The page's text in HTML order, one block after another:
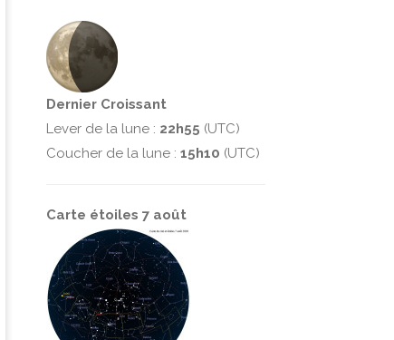
Dernier Croissant
Lever de la lune : 22h55 (UTC)
Coucher de la lune : 15h10 (UTC)
Carte étoiles 7 août